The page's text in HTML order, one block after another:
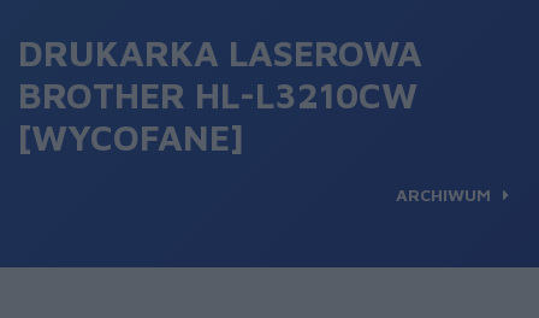
DRUKARKA LASEROWA
BROTHER HL-L3210CW
[WYCOFANE]
ARCHIWUM